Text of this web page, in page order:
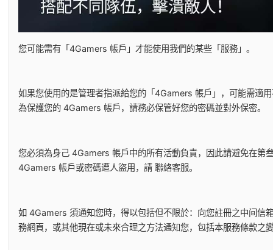
您可能需有「4Gamers 帳戶」才能使用我們的某些「服務」。
如果您使用的是管理者指派給您的「4Gamers 帳戶」，可能需適
為保護您的 4Gamers 帳戶，請務必保管好您的密碼並對外保密。
您必須為身己 4Gamers 帳戶中的所有活動負責，因此請避免在
4Gamers 帳戶或密碼遭人盜用，請 聯絡客服。
如 4Gamers 須通知您時，得以包括但不限於：向您註冊之中间信
務網頁，或其他現在或未來合理之方法通知您，包括本服務條款之